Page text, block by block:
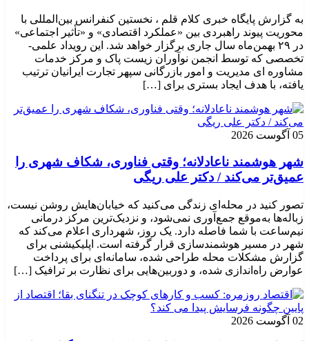
به گزارش پایگاه خبری کلام قلم ، نخستین کنفرانس بین‌المللی با
محوریت پیوند راهبردی بین «عملکرد اقتصادی» و «تأثیر اجتماعی»
در ۲۹ بهمن‌ماه سال جاری برگزار خواهد شد. این رویداد علمی-
تخصصی که توسط انجمن نوآوران زیست پاک و مرکز خدمات
مشاوره ای مدیریت و امور بازرگانی سپهر تجارت ایرانیان ترتیب
یافته، با هدف ایجاد بستری برای […]
05 آگوست 2026
شهر هوشمند ناعادلانه؛ وقتی فناوری، شکاف شهری را
عمیق‌تر می‌کند / دکتر علی ریگی
تصور کنید در محله‌ای زندگی می‌کنید که خیابان‌هایش روشن نیست،
زباله‌ها به‌موقع جمع‌آوری نمی‌شود، و نزدیک‌ترین مرکز درمانی
نیم‌ساعت با شما فاصله دارد. یک روز، شهرداری اعلام می‌کند که
شهر در مسیر هوشمندسازی قرار گرفته است. اپلیکیشنی برای
گزارش مشکلات محله طراحی شده، سامانه‌ای برای پرداخت
عوارض راه‌اندازی شده، و دوربین‌هایی برای نظارت بر ترافیک […]
02 آگوست 2026